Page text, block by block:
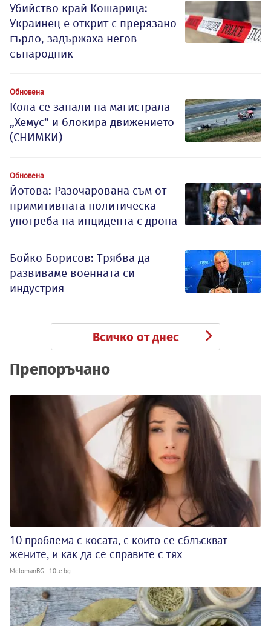
Убийство край Кошарица:
Украинец е открит с прерязано
гърло, задържаха негов
сънародник
Обновена
Кола се запали на магистрала
„Хемус“ и блокира движението
(СНИМКИ)
Обновена
Йотова: Разочарована съм от
примитивната политическа
употреба на инцидента с дрона
Бойко Борисов: Трябва да
развиваме военната си
индустрия
Всичко от днес
Препоръчано
10 проблема с косата, с които се сблъскват
жените, и как да се справите с тях
MelomanBG - 10te.bg